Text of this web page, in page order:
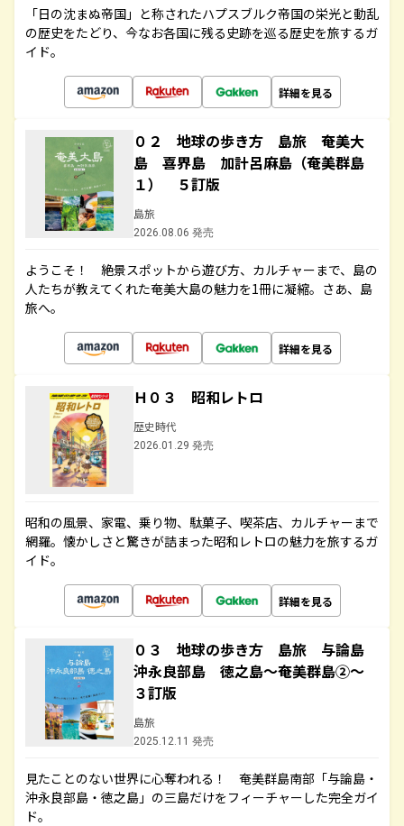
「日の沈まぬ帝国」と称されたハプスブルク帝国の栄光と動乱
の歴史をたどり、今なお各国に残る史跡を巡る歴史を旅するガ
イド。
詳細を見る
０２ 地球の歩き方 島旅 奄美大
島 喜界島 加計呂麻島（奄美群島
１） ５訂版
島旅
2026.08.06 発売
ようこそ！ 絶景スポットから遊び方、カルチャーまで、島の
人たちが教えてくれた奄美大島の魅力を1冊に凝縮。さあ、島
旅へ。
詳細を見る
Ｈ０３ 昭和レトロ
歴史時代
2026.01.29 発売
昭和の風景、家電、乗り物、駄菓子、喫茶店、カルチャーまで
網羅。懐かしさと驚きが詰まった昭和レトロの魅力を旅するガ
イド。
詳細を見る
０３ 地球の歩き方 島旅 与論島
沖永良部島 徳之島～奄美群島②～
３訂版
島旅
2025.12.11 発売
見たことのない世界に心奪われる！ 奄美群島南部「与論島・
沖永良部島・徳之島」の三島だけをフィーチャーした完全ガイ
ド。